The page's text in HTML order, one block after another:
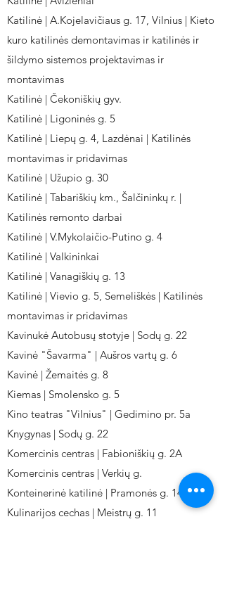
Katilinė | A.Kojelavičiaus g. 17, Vilnius | Kieto
kuro katilinės demontavimas ir katilinės ir
šildymo sistemos projektavimas ir
montavimas
Katilinė | Čekoniškių gyv.
Katilinė | Ligoninės g. 5
Katilinė | Liepų g. 4, Lazdėnai | Katilinės
montavimas ir pridavimas
Katilinė | Užupio g. 30
Katilinė | Tabariškių km., Šalčininkų r. |
Katilinės remonto darbai
Katilinė | V.Mykolaičio-Putino g. 4
Katilinė | Valkininkai
Katilinė | Vanagiškių g. 13
Katilinė | Vievio g. 5, Semeliškės | Katilinės
montavimas ir pridavimas
Kavinukė Autobusų stotyje | Sodų g. 22
Kavinė "Šavarma" | Aušros vartų g. 6
Kavinė | Žemaitės g. 8
Kiemas | Smolensko g. 5
Kino teatras "Vilnius" | Gedimino pr. 5a
Knygynas | Sodų g. 22
Komercinis centras | Fabioniškių g. 2A
Komercinis centras | Verkių g.
Konteinerinė katilinė | Pramonės g. 141
Kulinarijos cechas | Meistrų g. 11